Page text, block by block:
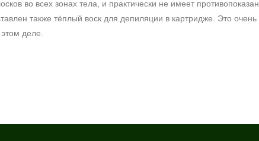
во всех зонах тела, и практически не имеет
также тёплый воск для депиляции в картридже. Это
деле.